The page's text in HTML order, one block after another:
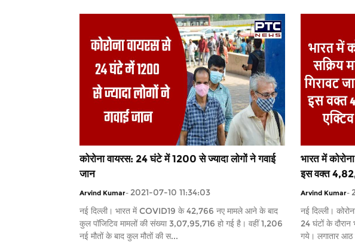
कोरोना वायरस: 24 घंटे में 1200 से ज्यादा लोगों ने गवाई
जान
Arvind Kumar- 2021-07-10 11:34:03
नई दिल्ली। भारत में COVID19 के 42,766 नए मामले आने के बाद
कुल पॉजिटिव मामलों की संख्या 3,07,95,716 हो गई है। वहीं 1,206
नई मौतों के बाद कुल मौतों की स...
भारत में
इस वक्त
Arvind Kumar-
नई दिल्ली।
24 घंटों के
गये। लगातार आठ